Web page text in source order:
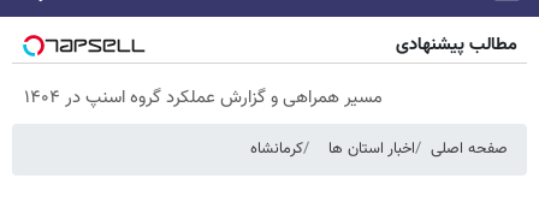
مطالب پیشنهادی
مسیر همراهی و گزارش عملکرد گروه اسنپ در ۱۴۰۴
صفحه اصلی اخبار استان ها کرمانشاه